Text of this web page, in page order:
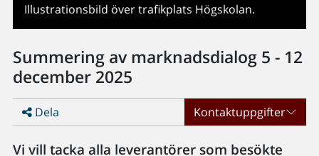
Illustrationsbild över trafikplats Högskolan.
Summering av marknadsdialog 5 - 12
december 2025
Dela Kontaktuppgifter
Vi vill tacka alla leverantörer som besökte